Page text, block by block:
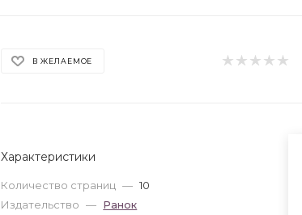
В ЖЕЛАЕМОЕ
Характеристики
Количество страниц — 10
Издательство — Ранок